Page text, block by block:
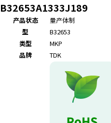
B32653A1333J189
产品状态
量产体制
型
B32653
类型
MKP
品牌
TDK